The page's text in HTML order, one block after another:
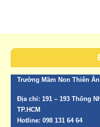
Trường Mầm Non Thiên
Địa chỉ: 191 – 193 Thống
TP.HCM
Hotline: 098 131 64 64